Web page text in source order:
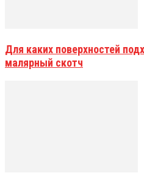
Для каких поверхностей
малярный скотч